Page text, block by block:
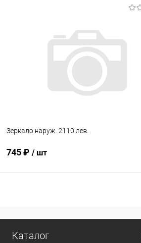
Купить в 1 клик Сравнение
В наличии
Зеркало наруж. 2110 лев.
745 ₽ / шт
Купить в 1 клик Сравнение
В избранное
Каталог